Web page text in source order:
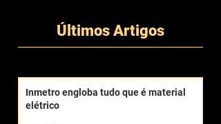
Últimos Artigos
Inmetro engloba tudo que é material
elétrico